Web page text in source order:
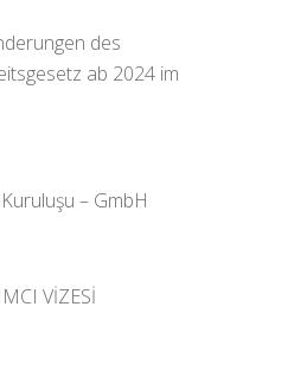
des
ab 2024 im
– GmbH
VİZESİ